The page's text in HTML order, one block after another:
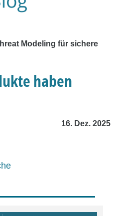
Modeling für sichere
haben
16. Dez. 2025